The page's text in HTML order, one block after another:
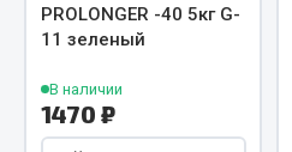
Слесарный инструмент
PROLONGER -40 5кг G-
11 зеленый
В наличии
1470 ₽